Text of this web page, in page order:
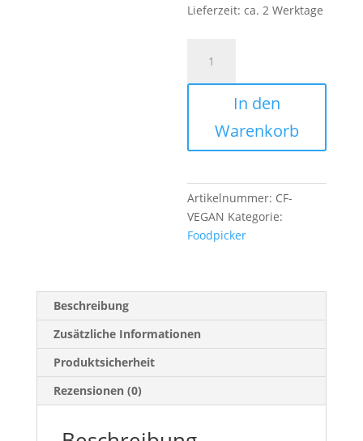
Lieferzeit:ca. 2 Werktage
Vegan
Menge
In den
Warenkorb
Artikelnummer: CF-
VEGAN Kategorie:
Foodpicker
Beschreibung
Zusätzliche Informationen
Produktsicherheit
Rezensionen (0)